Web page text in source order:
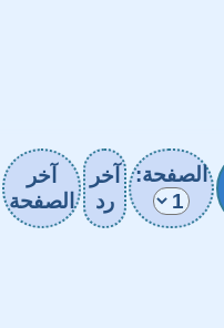
الصفحة:
آخر
رد
آخر
الصفحة